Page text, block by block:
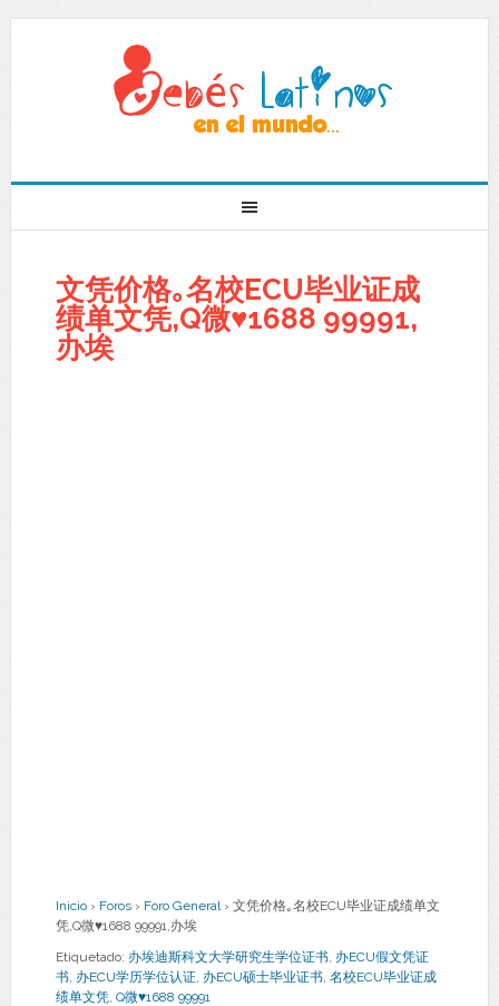
文凭价格｡名校ECU毕业证成
绩单文凭,Q微♥1688 99991,
办埃
Inicio › Foros › Foro General › 文凭价格｡名校ECU毕业证成绩单文
凭,Q微♥1688 99991,办埃
Etiquetado: 办埃迪斯科文大学研究生学位证书, 办ECU假文凭证
书, 办ECU学历学位认证, 办ECU硕士毕业证书, 名校ECU毕业证成
绩单文凭, Q微♥1688 99991